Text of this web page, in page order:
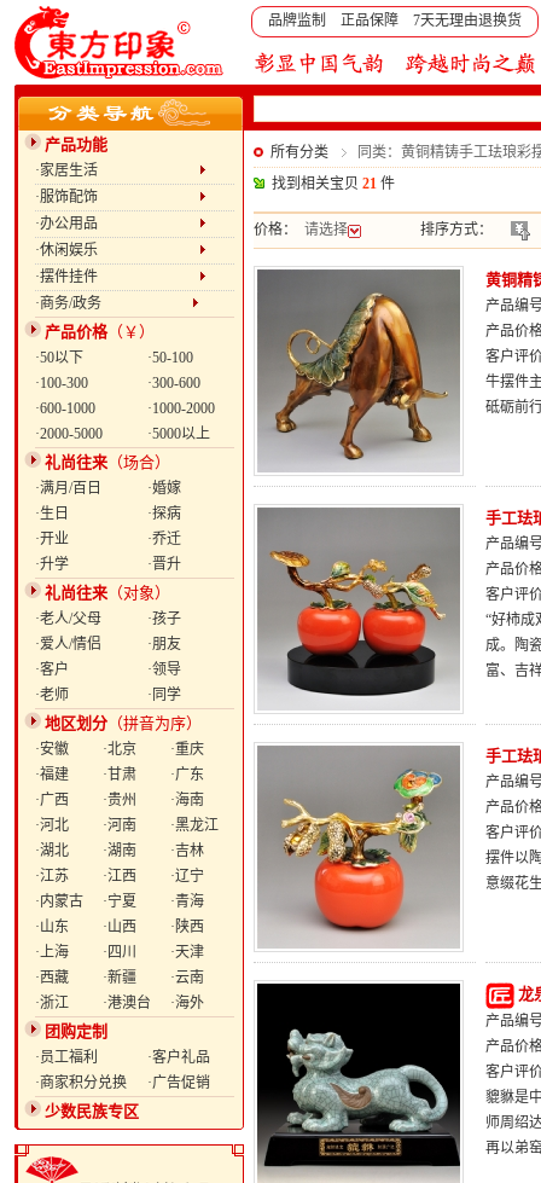
品牌监制 正品保障 7天无理由退换货
产品功能
·家居生活
·服饰配饰
·办公用品
·休闲娱乐
·摆件挂件
·商务/政务
产品价格（￥）
·50以下
·50-100
·100-300
·300-600
·600-1000
·1000-2000
·2000-5000
·5000以上
礼尚往来 （场合）
·满月/百日
·婚嫁
·生日
·探病
·开业
·乔迁
·升学
·晋升
礼尚往来 （对象）
·老人/父母
·孩子
·爱人/情侣
·朋友
·客户
·领导
·老师
·同学
地区划分 （拼音为序）
·安徽 ·北京
·重庆
·福建
·甘肃
·广东
·广西
·贵州
·海南
·河北
·河南
·黑龙江
·湖北
·湖南
·吉林
·江苏
·江西
·辽宁
·内蒙古
·宁夏
·青海
·山东
·山西
·陕西
·上海
·四川
·天津
·西藏
·新疆
·云南
·浙江
·港澳台 ·海外
团购定制
·员工福利
·客户礼品
·商家积分兑换
·广告促销
少数民族专区
所有分类
同类：黄铜精铸手工珐琅彩
找到相关宝贝 21 件
价格： 请选择 排序方式：
黄铜精
产品编
产品价
客户评
牛摆件
砥砺前
手工珐
产品编
产品价
客户评
“好柿成
成。陶
富、吉
手工珐
产品编
产品价
客户评
摆件以
意缀花
龙
产品编
产品价
客户评
貔貅是
师周绍
再以弟